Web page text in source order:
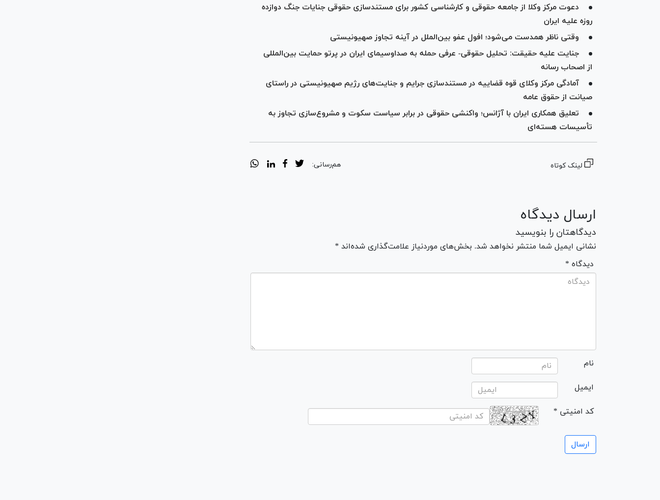
دعوت مرکز وکلا از جامعه حقوقی و کارشناسی کشور برای مستندسازی حقوقی جنایات جنگ دوازده
روزه علیه ایران
وقتی ناظر همدست می‌شود؛ افول عفو بین‌الملل در آینه‌ تجاوز صهیونیستی
جنایت علیه حقیقت: تحلیل حقوقی- عرفی حمله به صداوسیمای ایران در پرتو حمایت بین‌المللی
از اصحاب رسانه
آمادگی مرکز وکلای قوه قضاییه در مستندسازی جرایم و جنایت‌های رژیم صهیونیستی در راستای
صیانت از حقوق عامه
تعلیق همکاری ایران با آژانس؛ واکنشی حقوقی در برابر سیاست سکوت و مشروع‌سازی تجاوز به
تأسیسات هسته‌ای
لینک کوتاه هم‌رسانی:
ارسال دیدگاه
دیدگاهتان را بنویسید
نشانی ایمیل شما منتشر نخواهد شد. بخش‌های موردنیاز علامت‌گذاری شده‌اند *
* دیدگاه
نام
ایمیل
* کد امنیتی